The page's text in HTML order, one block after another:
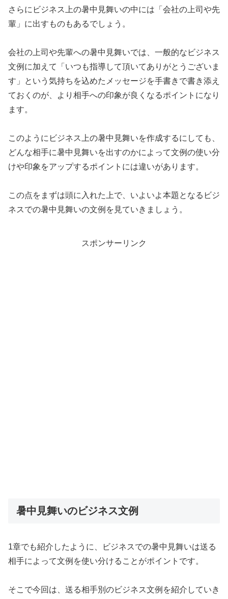
さらにビジネス上の暑中見舞いの中には「会社の上司や先
輩」に出すものもあるでしょう。
会社の上司や先輩への暑中見舞いでは、一般的なビジネス
文例に加えて「いつも指導して頂いてありがとうございま
す」という気持ちを込めたメッセージを手書きで書き添え
ておくのが、より相手への印象が良くなるポイントになり
ます。
このようにビジネス上の暑中見舞いを作成するにしても、
どんな相手に暑中見舞いを出すのかによって文例の使い分
けや印象をアップするポイントには違いがあります。
この点をまずは頭に入れた上で、いよいよ本題となるビジ
ネスでの暑中見舞いの文例を見ていきましょう。
スポンサーリンク
暑中見舞いのビジネス文例
1章でも紹介したように、ビジネスでの暑中見舞いは送る
相手によって文例を使い分けることがポイントです。
そこで今回は、送る相手別のビジネス文例を紹介していき